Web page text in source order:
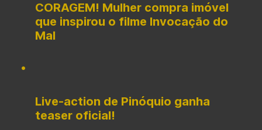
CORAGEM! Mulher compra imóvel
que inspirou o filme Invocação do
Mal
Live-action de Pinóquio ganha
teaser oficial!